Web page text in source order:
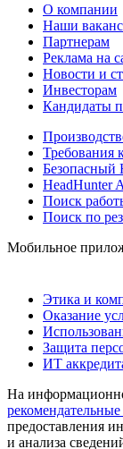
О компании
Наши
Партнерам
Реклама на
Новости и
Инвесторам
Кандидаты
Требования
Безопасный
HeadHunter
Поиск
Поиск по
Мобильное
Этика и
Оказание
Защита
ИТ
На
предоставления
и анализа